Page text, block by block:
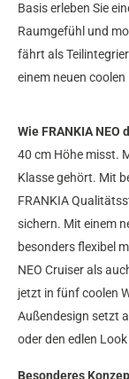
Basis erleben Sie
Raumgefühl und
fährt als
einem neuen
Wie FRANKIA NEO
40 cm Höhe misst.
Klasse gehört. Mit
FRANKIA
sichern. Mit einem
besonders flexibel
NEO Cruiser als
jetzt in fünf coolen
Außendesign setzt
oder den edlen
Besonderes